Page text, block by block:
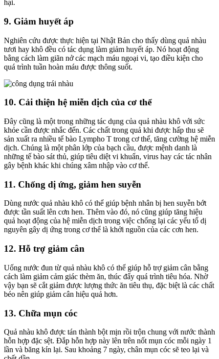
hại.
9. Giảm huyết áp
Nghiên cứu được thực hiện tại Nhật Bản cho thấy dùng quả nhàu
tươi hay khô đều có tác dụng làm giảm huyết áp. Nó hoạt động
bằng cách làm giãn nở các mạch máu ngoại vi, tạo điều kiện cho
quá trình tuần hoàn máu được thông suốt.
10. Cải thiện hệ miễn dịch của cơ thể
Đây cũng là một trong những tác dụng của quả nhàu khô với sức
khỏe cần được nhắc đến. Các chất trong quả khi được hấp thu sẽ
sản xuất ra nhiều tế bào Lympho T trong cơ thể, tăng cường hệ miễn
dịch. Chúng là một phân lớp của bạch cầu, được mệnh danh là
những tế bào sát thủ, giúp tiêu diệt vi khuẩn, virus hay các tác nhân
gây bệnh khác khi chúng xâm nhập vào cơ thể.
11. Chống dị ứng, giảm hen suyễn
Dùng nước quả nhàu khô có thể giúp bệnh nhân bị hen suyễn bớt
được tần suất lên cơn hen. Thêm vào đó, nó cũng giúp tăng hiệu
quả hoạt động của hệ miễn dịch trong việc chống lại các yếu tố dị
nguyên gây dị ứng trong cơ thể là khởi nguồn của các cơn hen.
12. Hỗ trợ giảm cân
Uống nước đun từ quả nhàu khô có thể giúp hỗ trợ giảm cân bằng
cách làm giảm cảm giác thèm ăn, thúc đẩy quá trình tiêu hóa. Nhờ
vậy bạn sẽ cắt giảm được lượng thức ăn tiêu thụ, đặc biệt là các chất
béo nên giúp giảm cân hiệu quả hơn.
13. Chữa mụn cóc
Quả nhàu khô được tán thành bột mịn rồi trộn chung với nước thành
hỗn hợp đặc sệt. Đắp hỗn hợp này lên trên nốt mụn cóc mỗi ngày 1
lần và băng kín lại. Sau khoảng 7 ngày, chân mụn cóc sẽ teo lại và